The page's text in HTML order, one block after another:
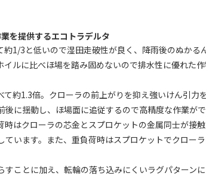
を提供するエコトラデルタ
約1/3と低いので湿田走破性が良く、降雨後のぬかる
イルに比べほ場を踏み固めないので排水性に優れた
て約1.3倍。クローラの前上がりを抑え強いけん引力
に揺動し、ほ場面に追従するので高精度な作業がで
時はクローラの芯金とスプロケットの金属同士が接
ています。また、重負荷時はスプロケットでクロー
すことに加え、転輪の落ち込みにくいラグパターン